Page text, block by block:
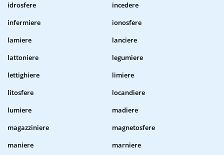
idrosfere
incedere
infermiere
ionosfere
lamiere
lanciere
lattoniere
legumiere
lettighiere
limiere
litosfere
locandiere
lumiere
madiere
magazziniere
magnetosfere
maniere
marniere